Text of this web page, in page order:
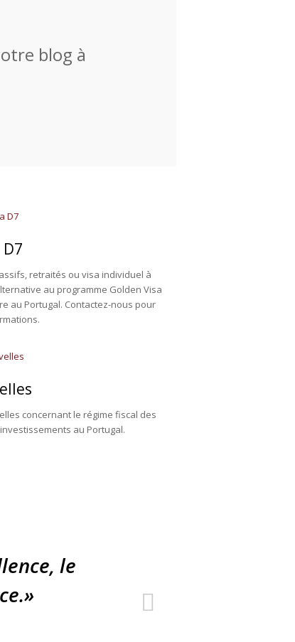
blog à
retraités ou visa individuel à
au programme Golden Visa
au Portugal. Contactez-nous pour
concernant le régime fiscal des
au Portugal.
le